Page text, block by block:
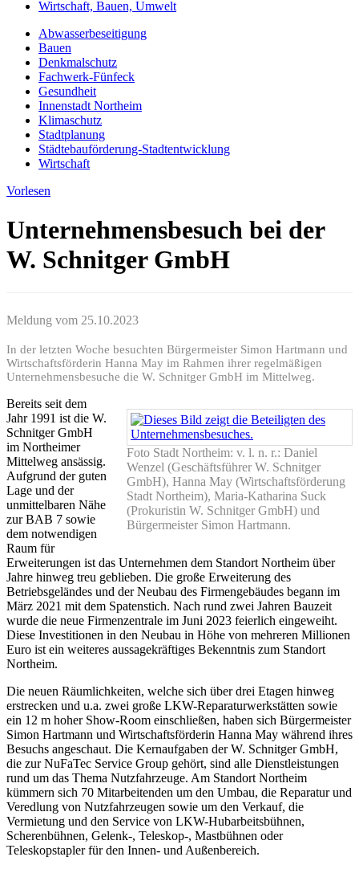
Wirtschaft, Bauen, Umwelt
Abwasserbeseitigung
Bauen
Denkmalschutz
Fachwerk-Fünfeck
Gesundheit
Innenstadt Northeim
Klimaschutz
Stadtplanung
Städtebauförderung-Stadtentwicklung
Wirtschaft
Vorlesen
Unternehmensbesuch bei der
W. Schnitger GmbH
Meldung vom 25.10.2023
In der letzten Woche besuchten Bürgermeister Simon Hartmann und
Wirtschaftsförderin Hanna May im Rahmen ihrer regelmäßigen
Unternehmensbesuche die W. Schnitger GmbH im Mittelweg.
Foto Stadt Northeim: v. l. n. r.: Daniel
Wenzel (Geschäftsführer W. Schnitger
GmbH), Hanna May (Wirtschaftsförderung
Stadt Northeim), Maria-Katharina Suck
(Prokuristin W. Schnitger GmbH) und
Bürgermeister Simon Hartmann.
Bereits seit dem
Jahr 1991 ist die W.
Schnitger GmbH
im Northeimer
Mittelweg ansässig.
Aufgrund der guten
Lage und der
unmittelbaren Nähe
zur BAB 7 sowie
dem notwendigen
Raum für
Erweiterungen ist das Unternehmen dem Standort Northeim über
Jahre hinweg treu geblieben. Die große Erweiterung des
Betriebsgeländes und der Neubau des Firmengebäudes begann im
März 2021 mit dem Spatenstich. Nach rund zwei Jahren Bauzeit
wurde die neue Firmenzentrale im Juni 2023 feierlich eingeweiht.
Diese Investitionen in den Neubau in Höhe von mehreren Millionen
Euro ist ein weiteres aussagekräftiges Bekenntnis zum Standort
Northeim.
Die neuen Räumlichkeiten, welche sich über drei Etagen hinweg
erstrecken und u.a. zwei große LKW-Reparaturwerkstätten sowie
ein 12 m hoher Show-Room einschließen, haben sich Bürgermeister
Simon Hartmann und Wirtschaftsförderin Hanna May während ihres
Besuchs angeschaut. Die Kernaufgaben der W. Schnitger GmbH,
die zur NuFaTec Service Group gehört, sind alle Dienstleistungen
rund um das Thema Nutzfahrzeuge. Am Standort Northeim
kümmern sich 70 Mitarbeitenden um den Umbau, die Reparatur und
Veredlung von Nutzfahrzeugen sowie um den Verkauf, die
Vermietung und den Service von LKW-Hubarbeitsbühnen,
Scherenbühnen, Gelenk-, Teleskop-, Mastbühnen oder
Teleskopstapler für den Innen- und Außenbereich.